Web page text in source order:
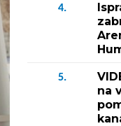
4.
5.
na